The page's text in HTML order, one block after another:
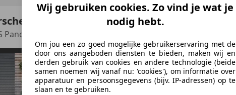
Macan
Pano Bose Memory 360
€ 34.950
Wij gebruiken cookies. Zo vind je wat je
nodig hebt.
Om jou een zo goed mogelijke gebruikerservaring met de
door ons aangeboden diensten te bieden, maken wij en
derden gebruik van cookies en andere technologie (beide
samen noemen wij vanaf nu: 'cookies'), om informatie over
apparatuur en persoonsgegevens (bijv. IP-adressen) op te
slaan en te gebruiken.